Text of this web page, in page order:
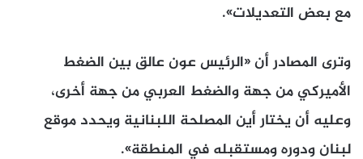
مع بعض التعديلات».
وترى المصادر أن «الرئيس عون عالق بين الضغط
الأميركي من جهة والضغط العربي من جهة أخرى،
وعليه أن يختار أين المصلحة اللبنانية ويحدد موقع
لبنان ودوره ومستقبله في المنطقة».